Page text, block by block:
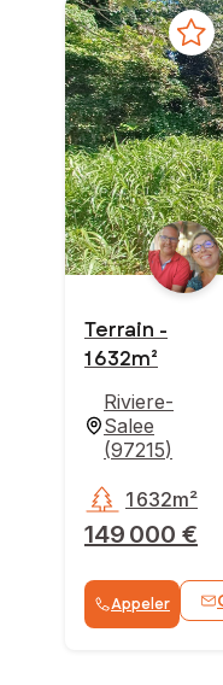
Terrain -
1 632m²
Riviere-
Salee
(97215)
149 000 €
1 632m²
Appeler